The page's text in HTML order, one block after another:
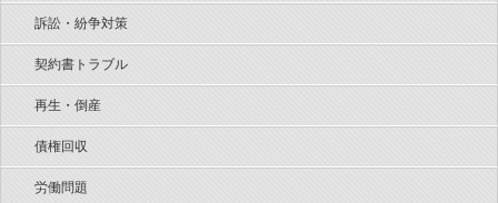
訴訟・紛争対策
契約書トラブル
再生・倒産
債権回収
労働問題